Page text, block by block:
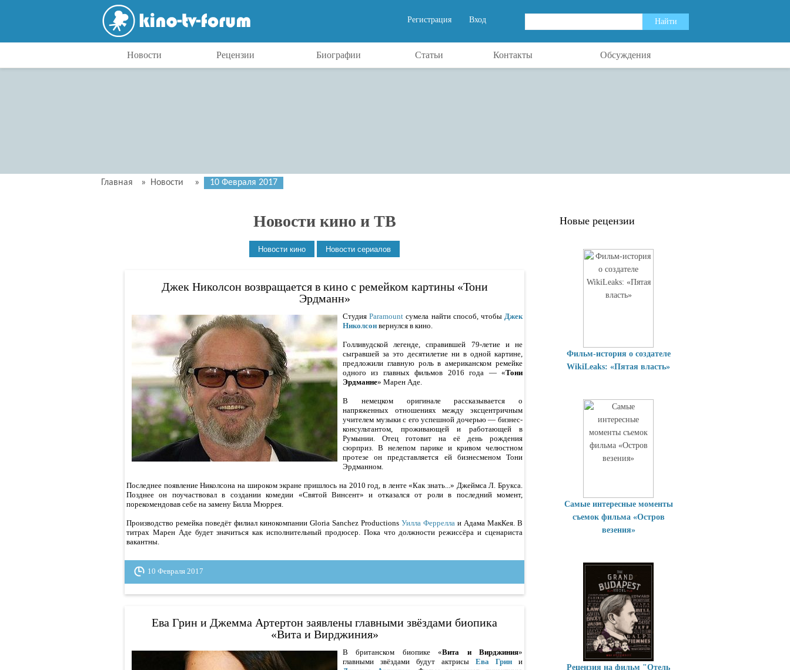
Вход
Регистрация
Новости Рецензии Биографии Статьи Контакты Обсуждения
Главная » Новости » 10 Февраля 2017
Новости кино и ТВ
Джек Николсон возвращается в кино с ремейком картины «Тони
Эрдманн»
СтудияParamount сумела найти способ, чтобыДжек
Николсон вернулся в кино.
Голливудской легенде, справившей 79-летие и не
сыгравшей за это десятилетие ни в одной картине,
предложили главную роль в американском ремейке
одного из главных фильмов 2016 года — «Тони
Эрдманне» Марен Аде.
В немецком оригинале рассказывается о
напряженных отношениях между эксцентричным
учителем музыки с его успешной дочерью — бизнес-
консультантом, проживающей и работающей в
Румынии. Отец готовит на её день рождения
сюрприз. В нелепом парике и кривом челюстном
протезе он представляется ей бизнесменом Тони
Эрдманном.
Последнее появление Николсона на широком экране пришлось на 2010 год, в ленте «Как знать...» Джеймса Л. Брукса.
Позднее он поучаствовал в создании комедии «Святой Винсент» и отказался от роли в последний момент,
порекомендовав себе на замену Билла Мюррея.
Производство ремейка поведёт филиал кинокомпании Gloria Sanchez Productions Уилла Феррелла и Адама МакКея. В
титрах Марен Аде будет значиться как исполнительный продюсер. Пока что должности режиссёра и сценариста
вакантны.
10 Февраля 2017
Ева Грин и Джемма Артертон заявлены главными звёздами биопика
«Вита и Вирджиния»
В британском биопике «Вита и Вирджиния»
главными звёздами будут актрисы Ева Грин и
Новые рецензии
Фильм-история о создателе
WikiLeaks: «Пятая власть»
Самые интересные моменты
съемок фильма «Остров
везения»
Рецензия на фильм "Отель